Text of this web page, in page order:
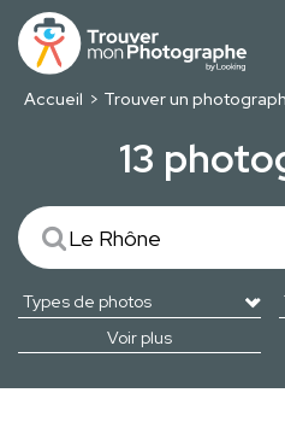
Accueil Trouver un
13
Voir plus